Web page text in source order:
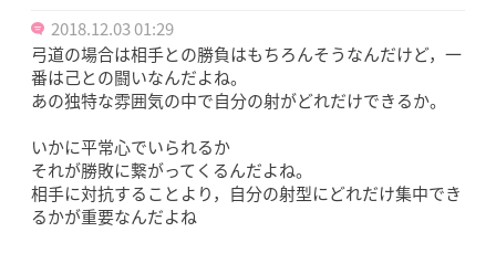
2018.12.03 01:29
弓道の場合は相手との勝負はもちろんそうなんだけど，一
番は己との闘いなんだよね。
あの独特な雰囲気の中で自分の射がどれだけできるか。
いかに平常心でいられるか
それが勝敗に繋がってくるんだよね。
相手に対抗することより，自分の射型にどれだけ集中でき
るかが重要なんだよね